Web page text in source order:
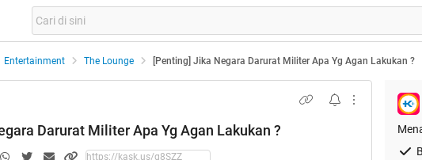
Entertainment The Lounge [Penting] Jika Negara Darurat Militer Apa Yg Agan Lakukan ?
Darurat Militer Apa Yg Agan Lakukan ?